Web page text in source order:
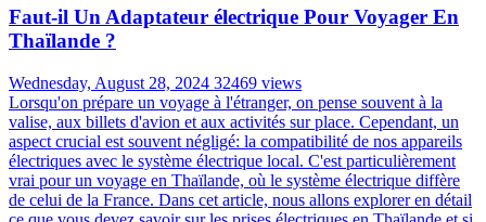
Faut-il Un Adaptateur électrique Pour Voyager En
Thaïlande ?
Wednesday, August 28, 2024 32469 views
Lorsqu'on prépare un voyage à l'étranger, on pense souvent à la
valise, aux billets d'avion et aux activités sur place. Cependant, un
aspect crucial est souvent négligé: la compatibilité de nos appareils
électriques avec le système électrique local. C'est particulièrement
vrai pour un voyage en Thaïlande, où le système électrique diffère
de celui de la France. Dans cet article, nous allons explorer en détail